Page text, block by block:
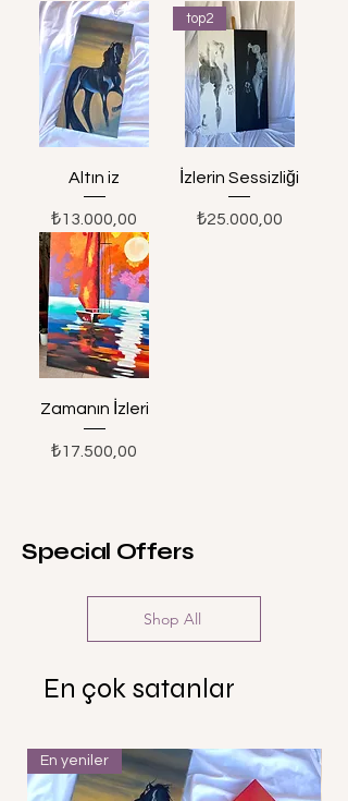
Altın iz
Fiyat
₺13.000,00
top2
İzlerin Sessizliği
Fiyat
₺25.000,00
Zamanın İzleri
Fiyat
₺17.500,00
Special Offers
Shop All
En çok satanlar
En yeniler